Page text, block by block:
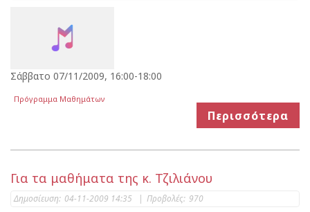
Σάββατο 07/11/2009, 16:00-18:00
Πρόγραμμα Μαθημάτων
Περισσότερα
Για τα μαθήματα της κ. Τζιλιάνου
Δημοσίευση: 04-11-2009 14:35 | Προβολές: 970